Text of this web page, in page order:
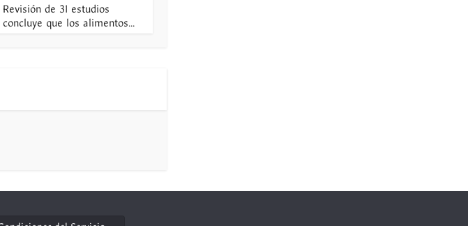
Revisión de 31 estudios
concluye que los alimentos...